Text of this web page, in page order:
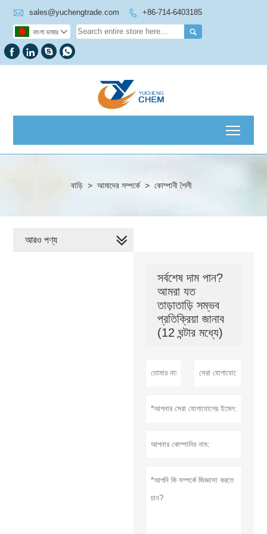
 sales@yuchengtrade.com  +86-714-6403185

বাংলা ভাষার 
   
বাড়ি > আমাদের সম্পর্কে > কোম্পানী শৈলী
সর্বশেষ দাম পান?
আমরা যত
তাড়াতাড়ি সম্ভব
প্রতিক্রিয়া জানাব
(12 ঘন্টার মধ্যে)
আরও পণ্য